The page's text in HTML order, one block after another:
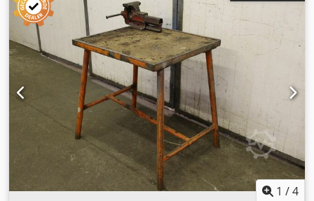
1 /4